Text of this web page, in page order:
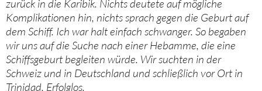
zurück in die Karibik. Nichts deutete auf mögliche
Komplikationen hin, nichts sprach gegen die Geburt auf
dem Schiff. Ich war halt einfach schwanger. So begaben
wir uns auf die Suche nach einer Hebamme, die eine
Schiffsgeburt begleiten würde. Wir suchten in der
Schweiz und in Deutschland und schließlich vor Ort in
Trinidad. Erfolglos.